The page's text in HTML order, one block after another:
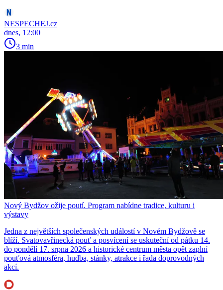
NESPECHEJ.cz
dnes, 12:00
3 min
Nový Bydžov ožije poutí. Program nabídne tradice, kulturu i
výstavy
Jedna z největších společenských událostí v Novém Bydžově se
blíží. Svatovavřinecká pouť a posvícení se uskuteční od pátku 14.
do pondělí 17. srpna 2026 a historické centrum města opět zaplní
pouťová atmosféra, hudba, stánky, atrakce i řada doprovodných
akcí.